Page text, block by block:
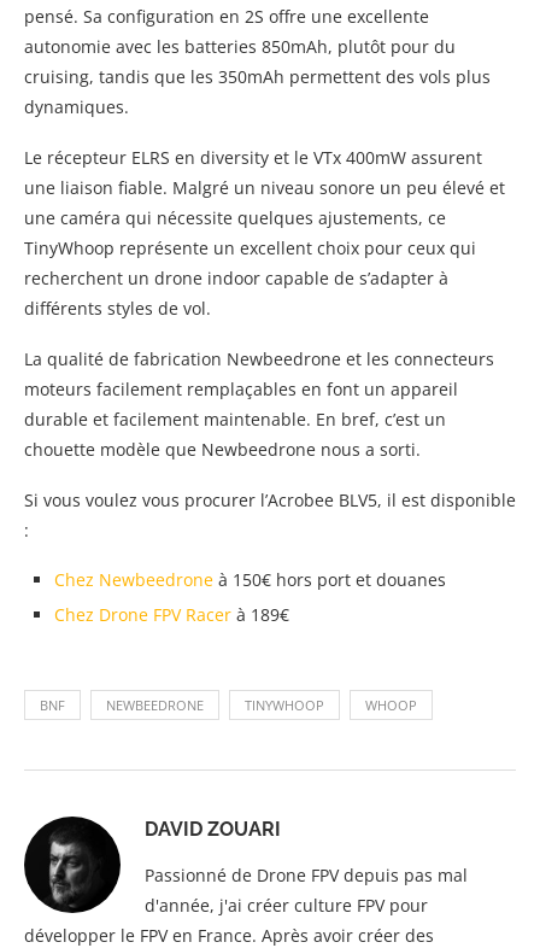
pensé. Sa configuration en 2S offre une excellente
autonomie avec les batteries 850mAh, plutôt pour du
cruising, tandis que les 350mAh permettent des vols plus
dynamiques.
Le récepteur ELRS en diversity et le VTx 400mW assurent
une liaison fiable. Malgré un niveau sonore un peu élevé et
une caméra qui nécessite quelques ajustements, ce
TinyWhoop représente un excellent choix pour ceux qui
recherchent un drone indoor capable de s’adapter à
différents styles de vol.
La qualité de fabrication Newbeedrone et les connecteurs
moteurs facilement remplaçables en font un appareil
durable et facilement maintenable. En bref, c’est un
chouette modèle que Newbeedrone nous a sorti.
Si vous voulez vous procurer l’Acrobee BLV5, il est disponible
:
Chez Newbeedrone à 150€ hors port et douanes
Chez Drone FPV Racer à 189€
BNF NEWBEEDRONE TINYWHOOP WHOOP
DAVID ZOUARI
Passionné de Drone FPV depuis pas mal
d'année, j'ai créer culture FPV pour
développer le FPV en France. Après avoir créer des